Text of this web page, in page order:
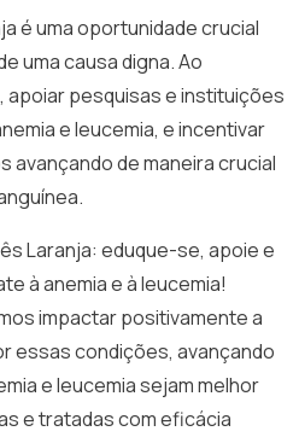
é uma oportunidade crucial
uma causa digna. Ao
pesquisas e instituições
e leucemia, e incentivar
avançando de maneira crucial
Laranja: eduque-se, apoie e
à anemia e à leucemia!
impactar positivamente a
essas condições, avançando
e leucemia sejam melhor
e tratadas com eficácia